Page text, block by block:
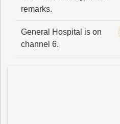
remarks.
General Hospital is on
channel 6.